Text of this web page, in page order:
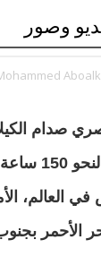
وصور
صدام
في أعماق
العالم،
الأحمر